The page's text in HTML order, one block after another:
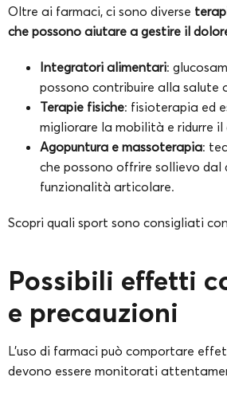
Oltre ai farmaci, ci sono diverse
che possono aiutare a gestire il
Integratori alimentari:
possono contribuire alla salute
Terapie fisiche: fisioterapia ed
migliorare la mobilità e ridurre il
Agopuntura e massoterapia:
che possono offrire sollievo dal
funzionalità articolare.
Scopri quali sport sono consigliati
Possibili effetti
e precauzioni
L’uso di farmaci può comportare
devono essere monitorati